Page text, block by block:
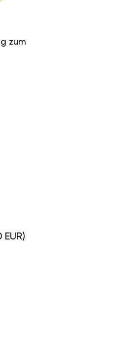
zum